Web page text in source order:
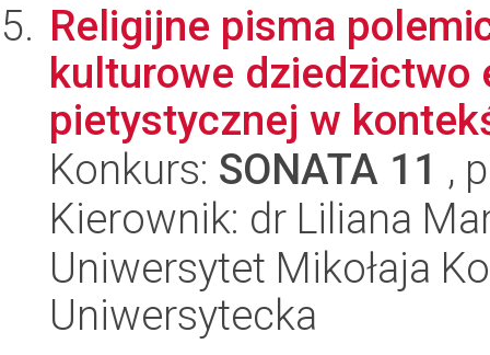
Religijne pisma
kulturowe dziedzictwo
pietystycznej w
Konkurs: SONATA 11 ,
Kierownik: dr Liliana
Uniwersytet Mikołaja
Uniwersytecka